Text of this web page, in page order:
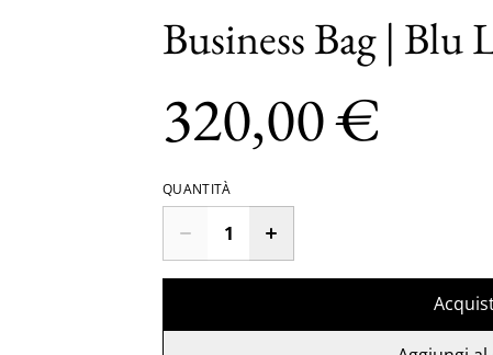
Business Bag | Blu
320,00 €
QUANTITÀ